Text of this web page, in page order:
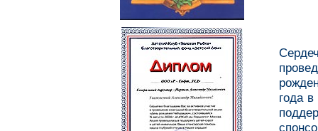
года